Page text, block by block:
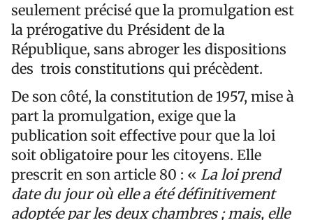
seulement précisé que la promulgation est
la prérogative du Président de la
République, sans abroger les dispositions
des trois constitutions qui précèdent.
De son côté, la constitution de 1957, mise à
part la promulgation, exige que la
publication soit effective pour que la loi
soit obligatoire pour les citoyens. Elle
prescrit en son article 80 : « La loi prend
date du jour où elle a été définitivement
adoptée par les deux chambres ; mais, elle